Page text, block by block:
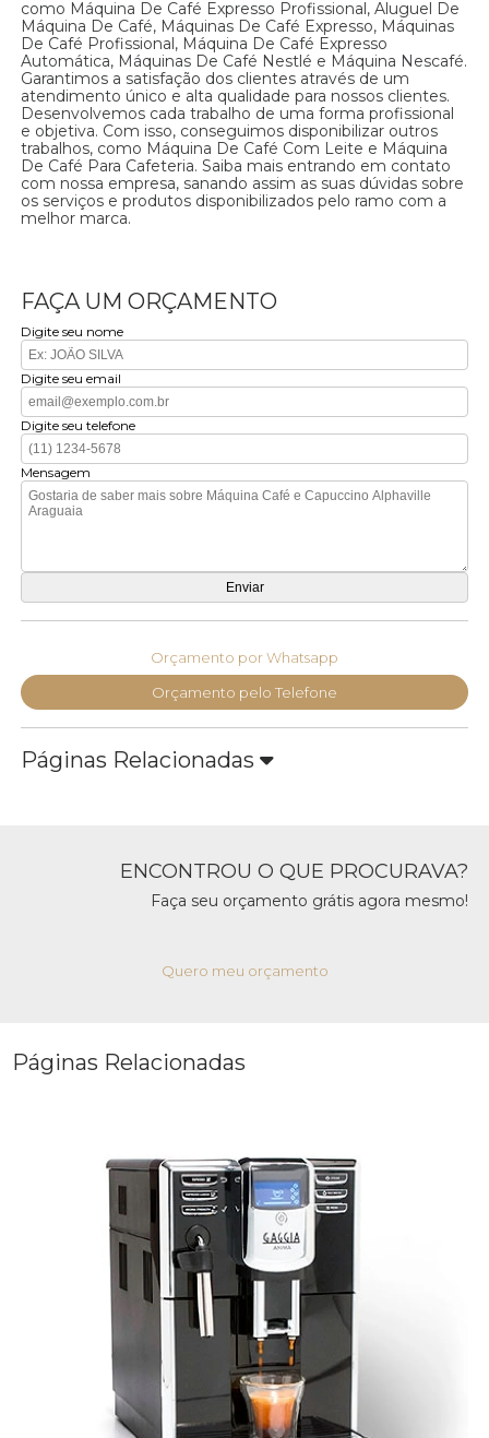
como Máquina De Café Expresso Profissional, Aluguel De
Máquina De Café, Máquinas De Café Expresso, Máquinas
De Café Profissional, Máquina De Café Expresso
Automática, Máquinas De Café Nestlé e Máquina Nescafé.
Garantimos a satisfação dos clientes através de um
atendimento único e alta qualidade para nossos clientes.
Desenvolvemos cada trabalho de uma forma profissional
e objetiva. Com isso, conseguimos disponibilizar outros
trabalhos, como Máquina De Café Com Leite e Máquina
De Café Para Cafeteria. Saiba mais entrando em contato
com nossa empresa, sanando assim as suas dúvidas sobre
os serviços e produtos disponibilizados pelo ramo com a
melhor marca.
FAÇA UM ORÇAMENTO
Digite seu nome
Digite seu email
Digite seu telefone
Mensagem
Orçamento por Whatsapp
Orçamento pelo Telefone
Páginas Relacionadas
ENCONTROU O QUE PROCURAVA?
Faça seu orçamento grátis agora mesmo!
Quero meu orçamento
Páginas Relacionadas